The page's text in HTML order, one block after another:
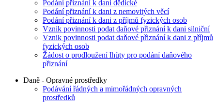
Podání přiznání k dani dědické
Podání přiznání k dani z nemovitých věcí
Podání přiznání k dani z příjmů fyzických osob
Vznik povinnosti podat daňové přiznání k dani silniční
Vznik povinnosti podat daňové přiznání k dani z příjmů
fyzických osob
Žádost o prodloužení lhůty pro podání daňového
přiznání
Daně - Opravné prostředky
Podávání řádných a mimořádných opravných
prostředků